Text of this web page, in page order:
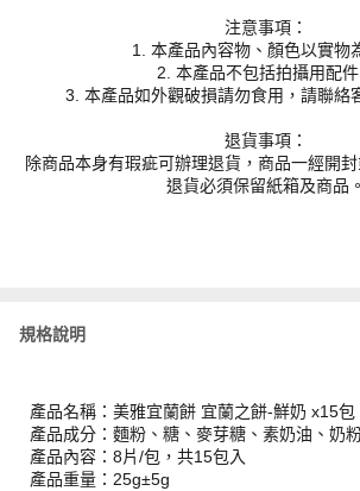
注意事項：
1. 本產品內容物、顏色以實物
2. 本產品不包括拍攝用配件
3. 本產品如外觀破損請勿食用，請聯絡
退貨事項：
除商品本身有瑕疵可辦理退貨，商品一經開
退貨必須保留紙箱及商品。
規格說明
產品名稱：美雅宜蘭餅 宜蘭之餅-鮮奶 x15包
產品成分：麵粉、糖、麥芽糖、素奶油、奶
產品內容：8片/包，共15包入
產品重量：25g±5g